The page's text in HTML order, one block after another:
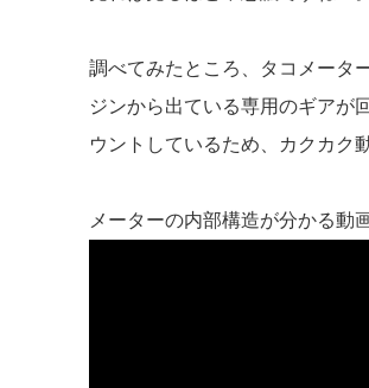
調べてみたところ、タコメータ
ジンから出ている専用のギアが
ウントしているため、カクカク
メーターの内部構造が分かる動